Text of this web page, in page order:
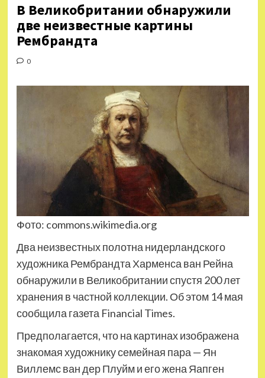
В Великобритании обнаружили
две неизвестные картины
Рембрандта
0
Фото: commons.wikimedia.org
Два неизвестных полотна нидерландского
художника Рембрандта Харменса ван Рейна
обнаружили в Великобритании спустя 200 лет
хранения в частной коллекции. Об этом 14 мая
сообщила газета Financial Times.
Предполагается, что на картинах изображена
знакомая художнику семейная пара — Ян
Виллемс ван дер Плуйм и его жена Яапген